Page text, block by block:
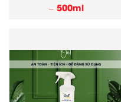
– 500ml